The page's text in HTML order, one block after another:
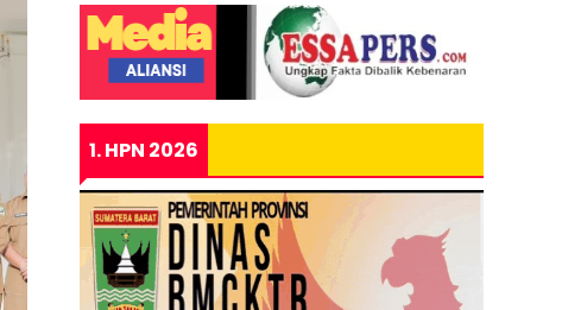
1. HPN 2026